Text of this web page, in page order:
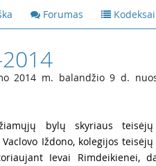
Forumas Kodeksai
2014 m. balandžio 9 d.
bylų skyriaus teisėjų
Iždono, kolegijos teisėjų
Ievai Rimdeikienei,